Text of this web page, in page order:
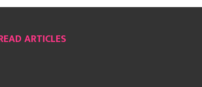
ARTICLES